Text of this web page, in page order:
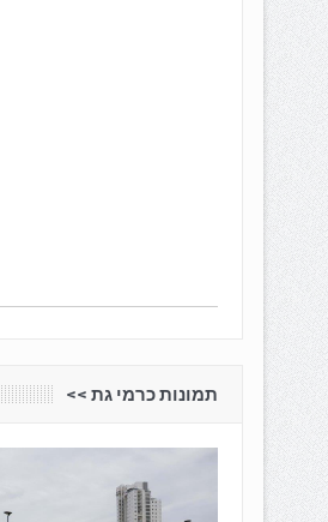
תמונות כרמי גת <<